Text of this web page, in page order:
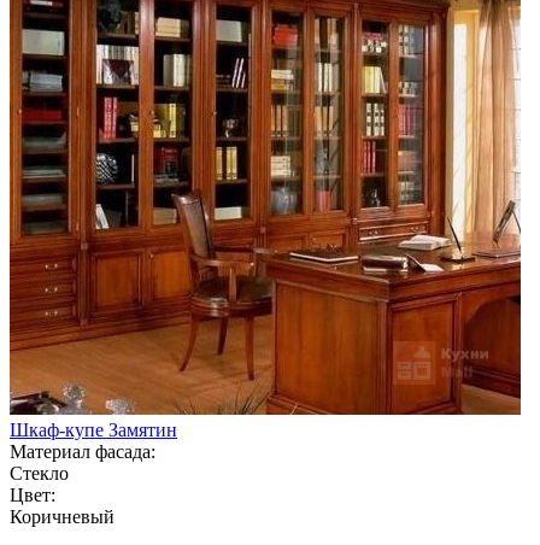
Шкаф-купе Замятин
Материал фасада:
Стекло
Цвет:
Коричневый